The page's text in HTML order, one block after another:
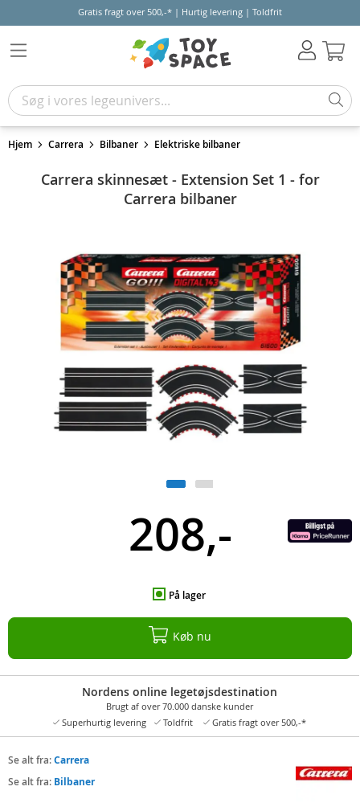
Gratis fragt over 500,-* | Hurtig levering | Toldfrit
Hjem Carrera Bilbaner Elektriske bilbaner
Carrera skinnesæt - Extension Set 1 - for
Carrera bilbaner
208,-
På lager
Køb nu
Nordens online legetøjsdestination
Brugt af over 70.000 danske kunder
Superhurtig levering
Toldfrit Gratis fragt over 500,-*
Se alt fra:Carrera
Se alt fra: Bilbaner